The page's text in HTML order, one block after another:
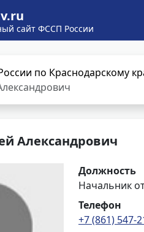
сайт ФССП России
по Краснодарскому
Александрович
Должность
Начальник
Телефон
+7 (861) 547-